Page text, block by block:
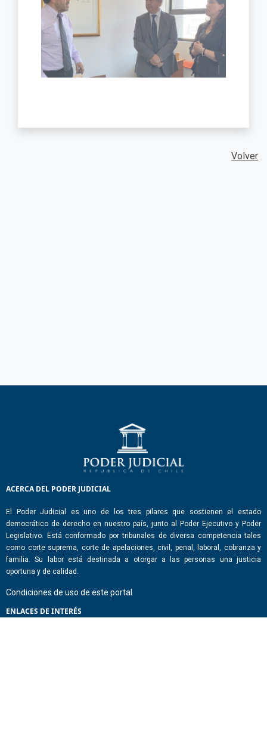
Volver
ACERCA DEL PODER JUDICIAL
El Poder Judicial es uno de los tres pilares que sostienen el estado
democrático de derecho en nuestro país, junto al Poder Ejecutivo y Poder
Legislativo. Está conformado por tribunales de diversa competencia tales
como corte suprema, corte de apelaciones, civil, penal, laboral, cobranza y
familia. Su labor está destinada a otorgar a las personas una justicia
oportuna y de calidad.
Condiciones de uso de este portal
ENLACES DE INTERÉS